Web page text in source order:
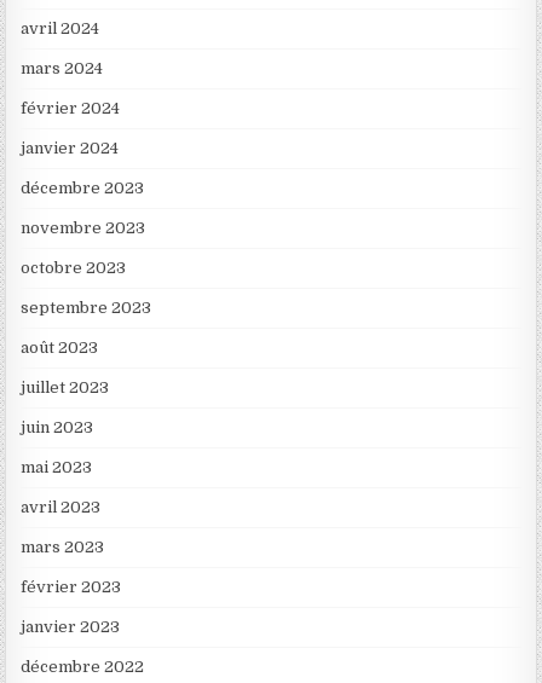
avril 2024
mars 2024
février 2024
janvier 2024
décembre 2023
novembre 2023
octobre 2023
septembre 2023
août 2023
juillet 2023
juin 2023
mai 2023
avril 2023
mars 2023
février 2023
janvier 2023
décembre 2022